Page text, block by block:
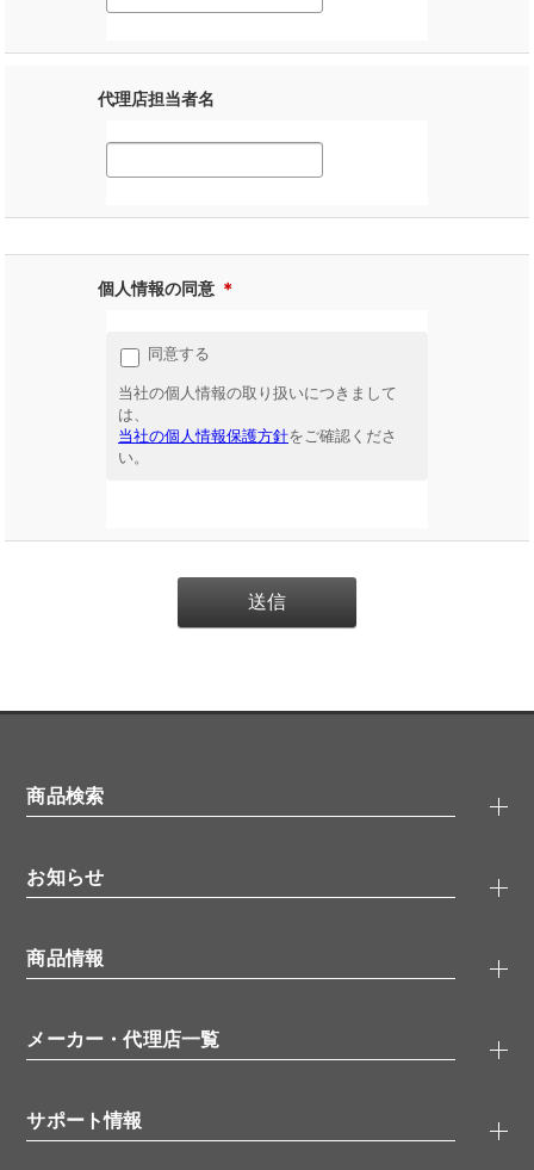
代理店担当者名
個人情報の同意 ＊
同意する
当社の個人情報の取り扱いにつきまして
は、
当社の個人情報保護方針をご確認くださ
い。
商品検索
タンパク質検索
ELISA/ELISpot検索
品番検索
お知らせ
無料サンプル
ウェビナー （オンラインセミナー）
学会・展示スケジュール
商品情報
抗体
シグナル伝達
糖類／レクチン
メーカー・代理店一覧
代理店
サポート情報